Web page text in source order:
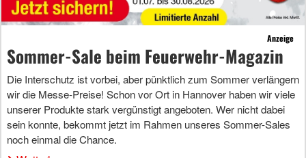
Anzeige
Sommer-Sale beim Feuerwehr-Magazin
Die Interschutz ist vorbei, aber pünktlich zum Sommer verlängern
wir die Messe-Preise! Schon vor Ort in Hannover haben wir viele
unserer Produkte stark vergünstigt angeboten. Wer nicht dabei
sein konnte, bekommt jetzt im Rahmen unseres Sommer-Sales
noch einmal die Chance.